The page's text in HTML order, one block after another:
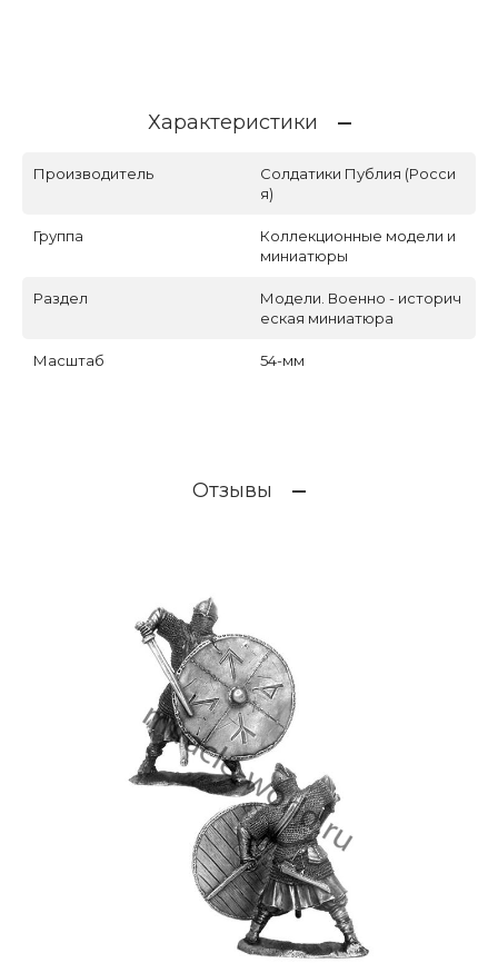
Характеристики
Производитель
Солдатики Публия (Росси
я)
Группа
Коллекционные модели и
миниатюры
Раздел
Модели. Военно - историч
еская миниатюра
Масштаб 54-мм
Отзывы